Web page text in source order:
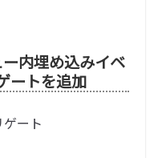
内埋め込みイベ
ートを追加
ート